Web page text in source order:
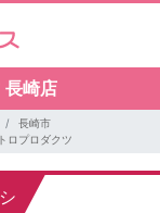
長崎店
長崎市
ロプロダクツ